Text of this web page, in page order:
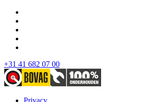
+31 41 682 07 00
Privacy